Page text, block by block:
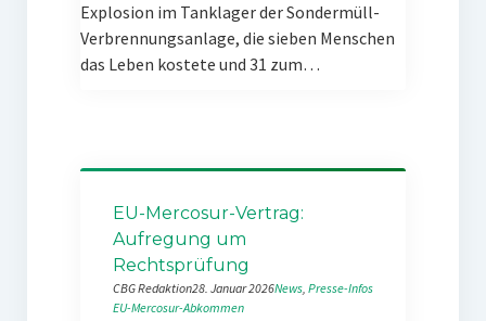
Explosion im Tanklager der Sondermüll-
Verbrennungsanlage, die sieben Menschen
das Leben kostete und 31 zum…
EU-Mercosur-Vertrag:
Aufregung um
Rechtsprüfung
CBG Redaktion28. Januar 2026News, Presse-Infos
EU-Mercosur-Abkommen